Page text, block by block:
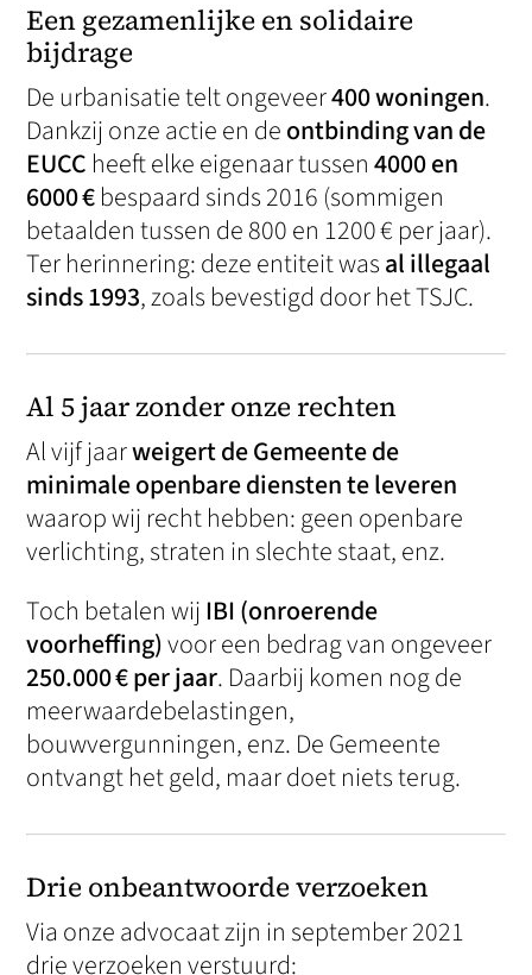
Een gezamenlijke en solidaire
bijdrage
De urbanisatie telt ongeveer400 woningen.
Dankzij onze actie en deontbinding van de
EUCC heeft elke eigenaar tussen4000 en
6000 €bespaard sinds 2016 (sommigen
betaalden tussen de 800 en 1200 € per jaar).
Ter herinnering: deze entiteit wasal illegaal
sinds 1993, zoals bevestigd door het TSJC.
Al 5 jaar zonder onze rechten
Al vijf jaarweigert de Gemeente de
minimale openbare diensten te leveren
waarop wij recht hebben: geen openbare
verlichting, straten in slechte staat, enz.
Toch betalen wijIBI (onroerende
voorheffing)voor een bedrag van ongeveer
250.000 € per jaar. Daarbij komen nog de
meerwaardebelastingen,
bouwvergunningen, enz. De Gemeente
ontvangt het geld, maar doet niets terug.
Drie onbeantwoorde verzoeken
Via onze advocaat zijn in september 2021
drie verzoeken verstuurd: